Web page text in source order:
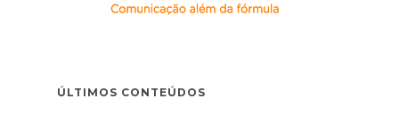
ÚLTIMOS CONTEÚDOS